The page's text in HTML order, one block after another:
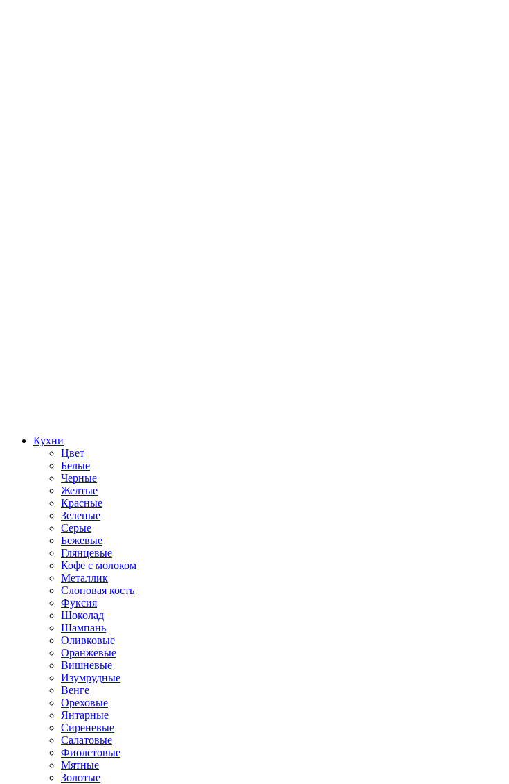
Кухни
Цвет
Белые
Черные
Желтые
Красные
Зеленые
Серые
Бежевые
Глянцевые
Кофе с молоком
Металлик
Слоновая кость
Фуксия
Шоколад
Шампань
Оливковые
Оранжевые
Вишневые
Изумрудные
Венге
Ореховые
Янтарные
Сиреневые
Салатовые
Фиолетовые
Мятные
Золотые